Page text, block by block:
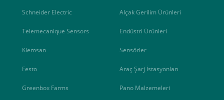
Schneider Electric
Telemecanique Sensors
Klemsan
Festo
Greenbox Farms
Alçak Gerilim Ürünleri
Endüstri Ürünleri
Sensörler
Araç Şarj İstasyonları
Pano Malzemeleri